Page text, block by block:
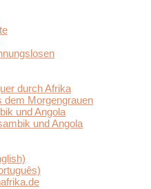
durch Afrika
dem Morgengrauen
und Angola
und Angola